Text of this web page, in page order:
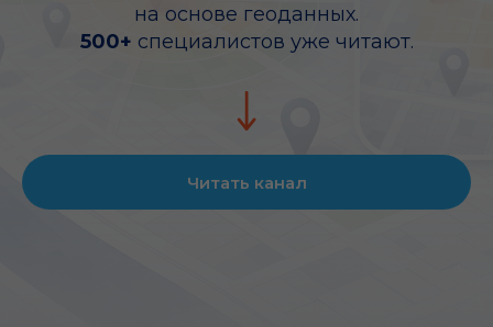
на основе геоданных.
500+ специалистов уже читают.
Читать канал